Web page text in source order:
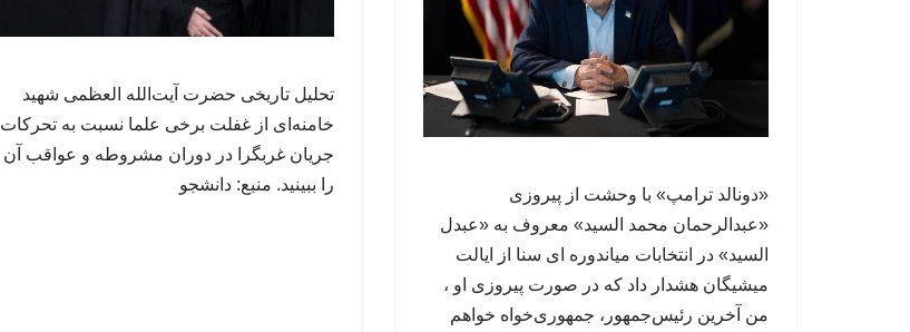
«دونالد ترامپ» با وحشت از پیروزی
«عبدالرحمان محمد السید» معروف به «عبدل
السید» در انتخابات میاندوره ای سنا از ایالت
میشیگان هشدار داد که در صورت پیروزی او ،
من آخرین رئیس‌جمهور، جمهوری‌‍‌خواه خواهم
تحلیل تاریخی حضرت آیت‌الله العظمی شهید
خامنه‌ای از غفلت برخی علما نسبت به تحرکات
جریان غربگرا در دوران مشروطه و عواقب آن
را ببینید. منبع: دانشجو